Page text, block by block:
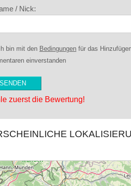
/ Nick:
bin mit den Bedingungen für das
einverstanden
zuerst die Bewertung!